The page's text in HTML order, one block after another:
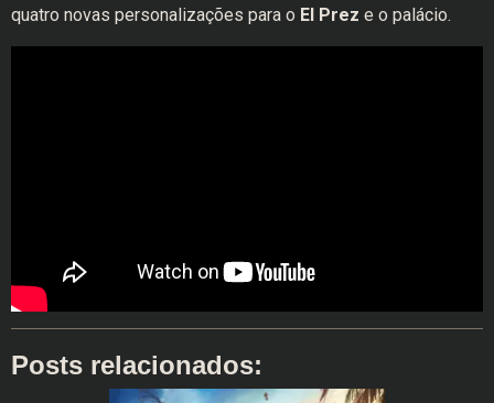
quatro novas personalizações para o El Prez e o palácio.
Posts relacionados: